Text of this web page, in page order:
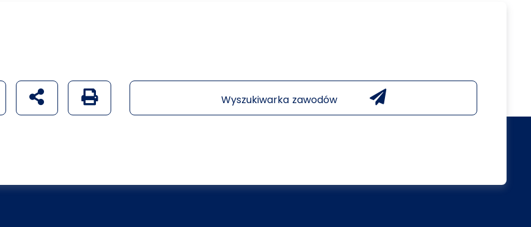
udostępnij na social mediach
Generuj wersję PDF strony Wyszukiwarka zawodów